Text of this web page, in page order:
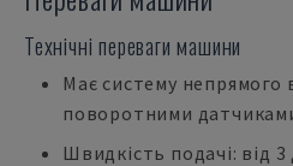
Технічні переваги машини
Має систему непрямого
поворотними
Швидкість подачі: від